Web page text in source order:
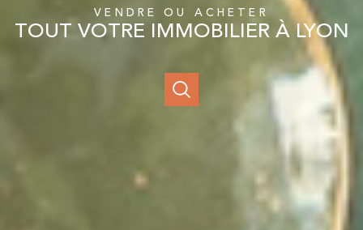
VENDRE OU ACHETER
TOUT VOTRE IMMOBILIER À LYON